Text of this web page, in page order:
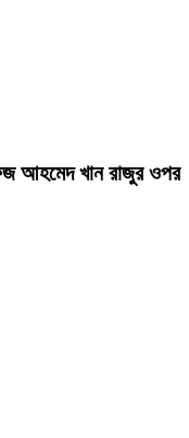
আহমেদ খান রাজুর ওপর